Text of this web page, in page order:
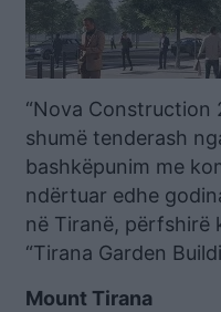
“Nova Construction
shumë tenderash
bashkëpunim me
ndërtuar edhe
në Tiranë, përfshirë
“Tirana Garden
Mount Tirana